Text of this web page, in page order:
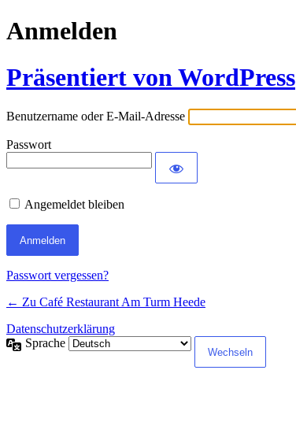
Anmelden
Präsentiert von WordPress
Benutzername oder E-Mail-Adresse
Passwort
Angemeldet bleiben
Passwort vergessen?
← Zu Café Restaurant Am Turm Heede
Datenschutzerklärung
Sprache